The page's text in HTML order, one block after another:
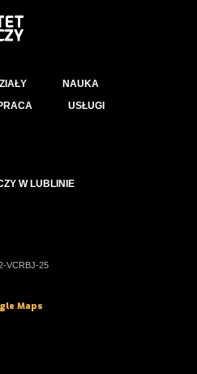
NAUKA
USŁUGI
W LUBLINIE
VCRBJ-25
Maps